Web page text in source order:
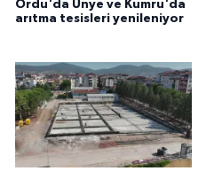
Ordu'da Ünye ve Kumru'da
arıtma tesisleri yenileniyor